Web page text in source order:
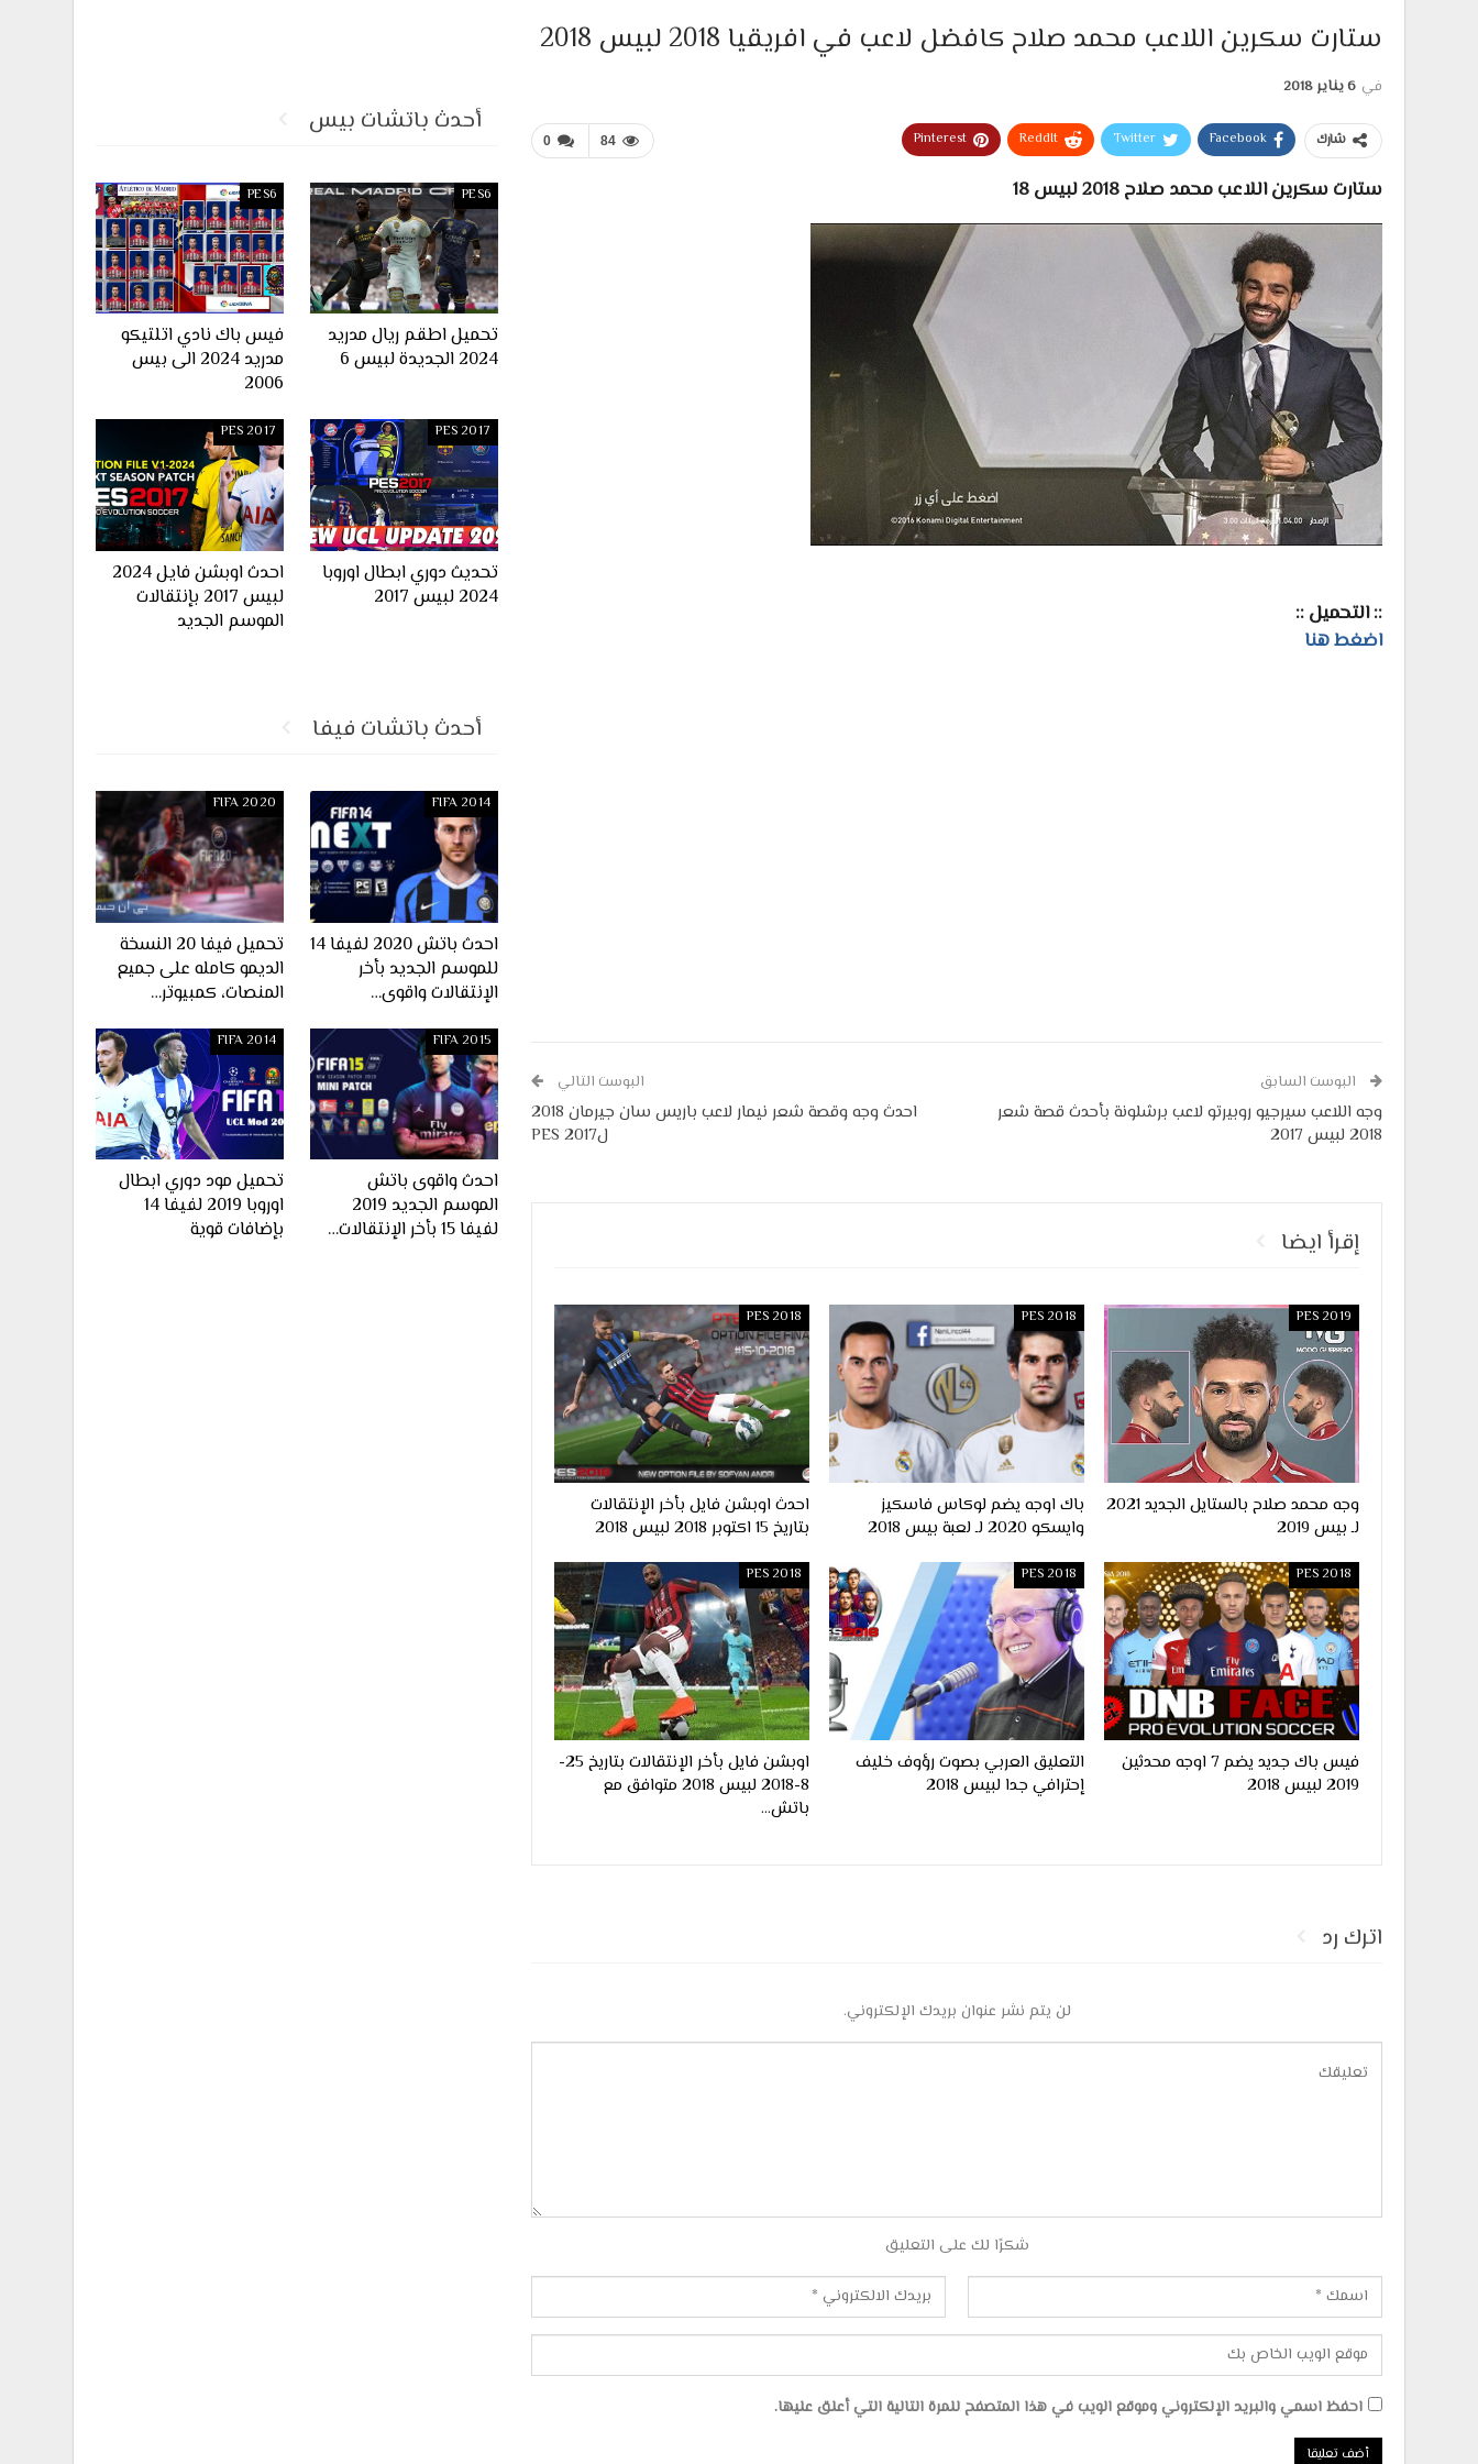
ستارت سكرين اللاعب محمد صلاح كافضل لاعب في افريقيا 2018 لبيس 2018
في 6 يناير 2018
0 84 شارك Facebook
Twitter
ReddIt
Pinterest
ستارت سكرين اللاعب محمد صلاح 2018 لبيس 18
:: التحميل ::
اضغط هنا
البوست السابق
وجه اللاعب سيرجيو روبيرتو لاعب برشلونة بأحدث قصة شعر
2018 لبيس 2017
البوست التالي
احدث وجه وقصة شعر نيمار لاعب باريس سان جيرمان 2018
لPES 2017
إقرأ ايضا
PES 2019
وجه محمد صلاح بالستايل الجديد 2021
لـ بيس 2019
PES 2018
باك اوجه يضم لوكاس فاسكيز
وايسكو 2020 لـ لعبة بيس 2018
PES 2018
احدث اوبشن فايل بأخر الإنتقالات
بتاريخ 15 اكتوبر 2018 لبيس 2018
PES 2018
فيس باك جديد يضم 7 اوجه محدثين
2019 لبيس 2018
PES 2018
التعليق العربي بصوت رؤوف خليف
إحترافي جدا لبيس 2018
PES 2018
اوبشن فايل بأخر الإنتقالات بتاريخ 25-
8-2018 لبيس 2018 متوافق مع
باتش…
اترك رد
لن يتم نشر عنوان بريدك الإلكتروني.
شكرًا لك على التعليق
احفظ اسمي والبريد الإلكتروني وموقع الويب في هذا المتصفح للمرة التالية التي أعلق عليها.
أحدث باتشات بيس
PES6
تحميل اطقم ريال مدريد
2024 الجديدة لبيس 6
PES6
فيس باك نادي اتلتيكو
مدريد 2024 الى بيس
2006
PES 2017
تحديث دوري ابطال اوروبا
2024 لبيس 2017
PES 2017
احدث اوبشن فايل 2024
لبيس 2017 بإنتقالات
الموسم الجديد
أحدث باتشات فيفا
FIFA 2014
احدث باتش 2020 لفيفا 14
للموسم الجديد بأخر
الإنتقالات واقوى…
FIFA 2020
تحميل فيفا 20 النسخة
الديمو كامله على جميع
المنصات، كمبيوتر…
FIFA 2015
احدث واقوى باتش
الموسم الجديد 2019
لفيفا 15 بأخر الإنتقالات…
FIFA 2014
تحميل مود دوري ابطال
اوروبا 2019 لفيفا 14
بإضافات قوية